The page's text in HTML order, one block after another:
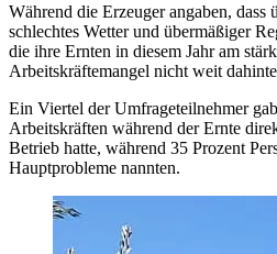
Während die Erzeuger angaben, dass
schlechtes Wetter und übermäßiger
die ihre Ernten in diesem Jahr am
Arbeitskräftemangel nicht weit
Ein Viertel der Umfrageteilnehmer
Arbeitskräften während der Ernte
Betrieb hatte, während 35 Prozent
Hauptprobleme nannten.